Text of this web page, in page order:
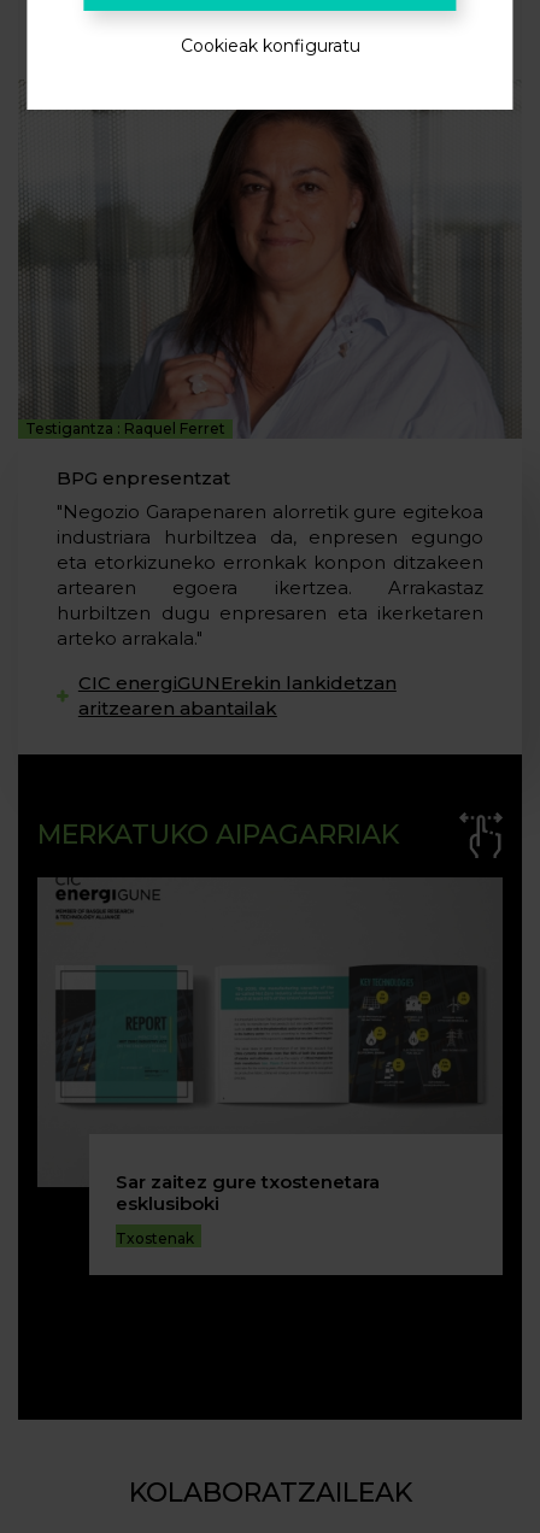
Kudeaketa termikorako biltegiratzea
Testigantza : Raquel Ferret
BPG enpresentzat
"Negozio Garapenaren alorretik gure egitekoa
industriara hurbiltzea da, enpresen egungo
eta etorkizuneko erronkak konpon ditzakeen
artearen egoera ikertzea. Arrakastaz
hurbiltzen dugu enpresaren eta ikerketaren
arteko arrakala."
CIC energiGUNErekin lankidetzan
aritzearen abantailak
MERKATUKO AIPAGARRIAK
Sar zaitez gure txostenetara
esklusiboki
Txostenak
KOLABORATZAILEAK
Cookieak konfiguratu